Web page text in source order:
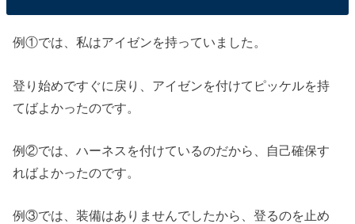
例①では、私はアイゼンを持っていました。
登り始めですぐに戻り、アイゼンを付けてピッケルを持
てばよかったのです。
例②では、ハーネスを付けているのだから、自己確保す
ればよかったのです。
例③では、装備はありませんでしたから、登るのを止め